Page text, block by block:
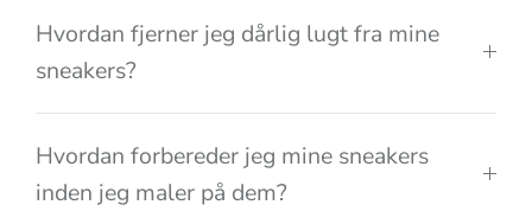
Hvordan fjerner jeg dårlig lugt fra mine
sneakers?
Hvordan forbereder jeg mine sneakers
inden jeg maler på dem?